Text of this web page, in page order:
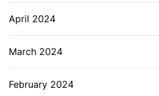
April 2024
March 2024
February 2024